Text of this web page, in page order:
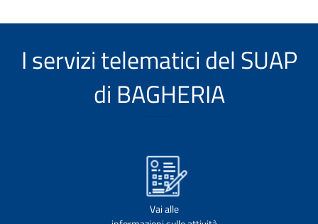
I servizi telematici del SUAP
di BAGHERIA
Vai alle